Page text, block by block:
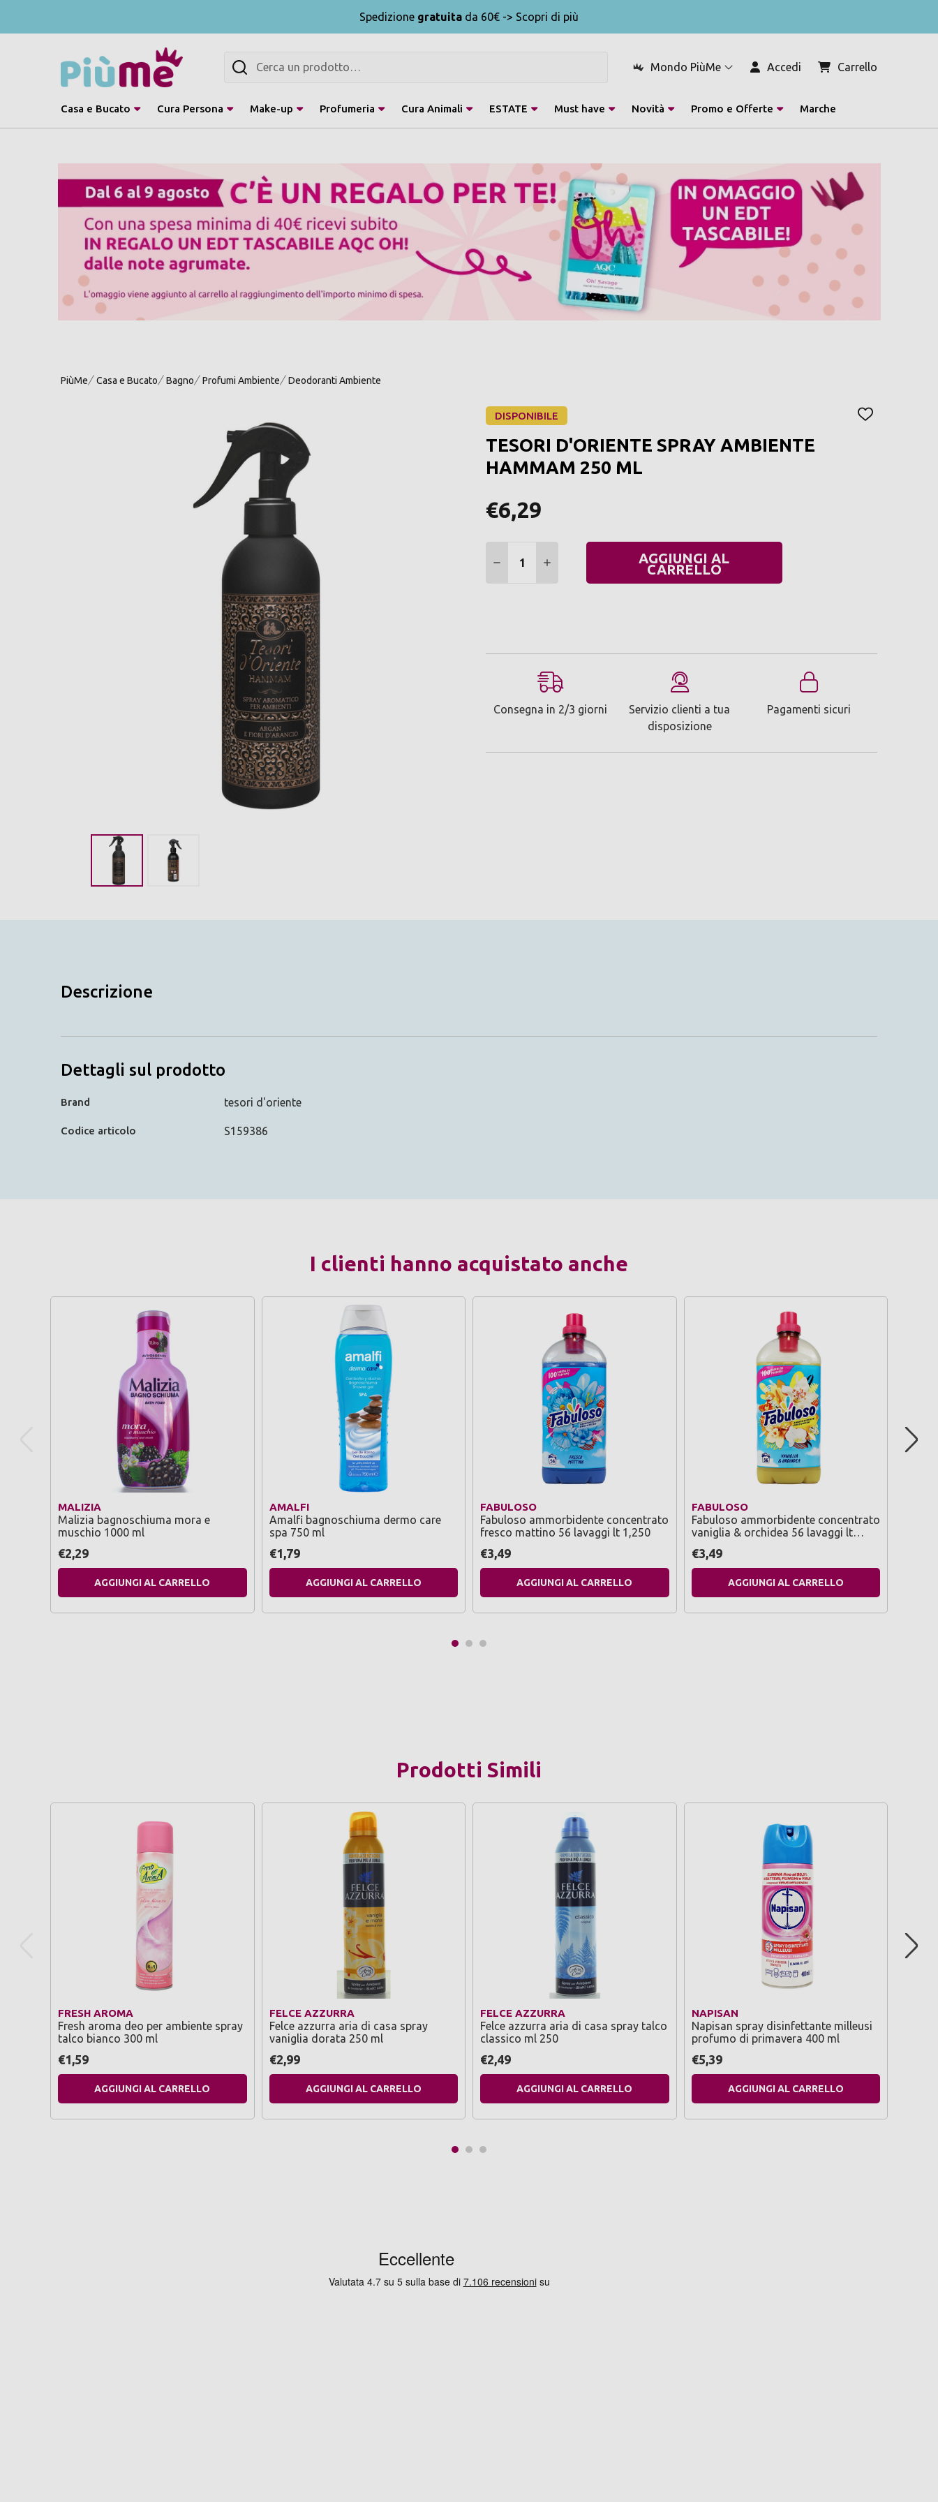
Spedizione gratuita da 60€ -> Scopri di più
Mondo PiùMe Accedi Carrello
Cerca
Casa e Bucato Cura Persona Make-up Profumeria Cura Animali ESTATE Must have Novità Promo e Offerte Marche
PiùMe Casa e Bucato Bagno Profumi Ambiente Deodoranti Ambiente
DISPONIBILE
AGGIUNGI
TESORI D'ORIENTE SPRAY AMBIENTE
HAMMAM 250 ML
€6,29
DIMINUIRE QUANTITÀ:
AUMENTARE QUANTITÀ:AGGIUNGI AL
CARRELLO
Consegna in 2/3 giorni
Servizio clienti a tua
disposizione
Pagamenti sicuri
Descrizione
Dettagli sul prodotto
Brand tesori d'oriente
Codice articolo S159386
I clienti hanno acquistato anche
MALIZIA
Malizia bagnoschiuma mora e
muschio 1000 ml
€2,29
AGGIUNGI AL CARRELLO
AMALFI
Amalfi bagnoschiuma dermo care
spa 750 ml
€1,79
AGGIUNGI AL CARRELLO
FABULOSO
Fabuloso ammorbidente concentrato
fresco mattino 56 lavaggi lt 1,250
€3,49
AGGIUNGI AL CARRELLO
FABULOSO
Fabuloso ammorbidente concentrato
vaniglia & orchidea 56 lavaggi lt
€3,49
AGGIUNGI AL CARRELLO
Prodotti Simili
FRESH AROMA
Fresh aroma deo per ambiente spray
talco bianco 300 ml
€1,59
AGGIUNGI AL CARRELLO
FELCE AZZURRA
Felce azzurra aria di casa spray
vaniglia dorata 250 ml
€2,99
AGGIUNGI AL CARRELLO
FELCE AZZURRA
Felce azzurra aria di casa spray talco
classico ml 250
€2,49
AGGIUNGI AL CARRELLO
NAPISAN
Napisan spray disinfettante milleusi
profumo di primavera 400 ml
€5,39
AGGIUNGI AL CARRELLO